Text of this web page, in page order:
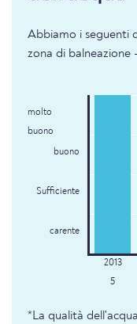
Abbiamo i seguenti
zona di balneazione
molto
buono
buono
Sufficiente
carente
5
*La qualità